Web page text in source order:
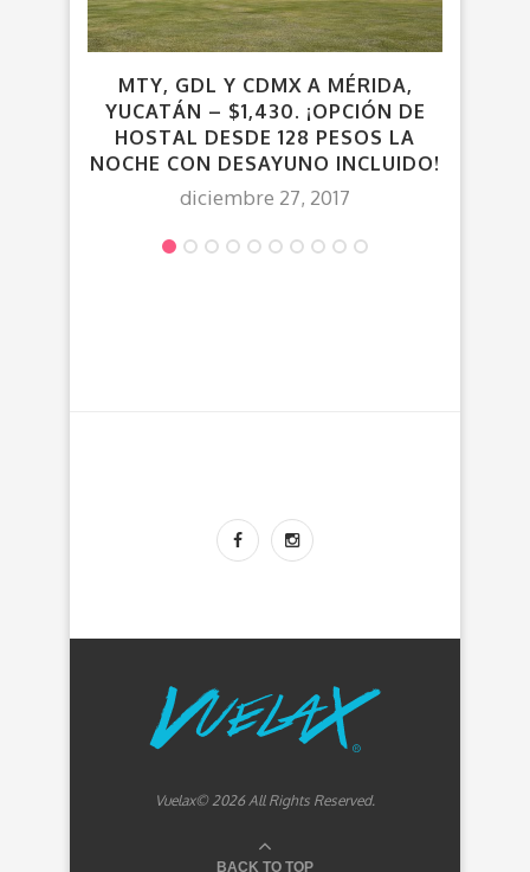
MTY, GDL Y CDMX A MÉRIDA,
YUCATÁN – $1,430. ¡OPCIÓN DE
HOSTAL DESDE 128 PESOS LA
NOCHE CON DESAYUNO INCLUIDO!
diciembre 27, 2017
Vuelax© 2026 All Rights Reserved.
BACK TO TOP